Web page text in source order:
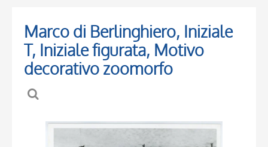
Marco di Berlinghiero, Iniziale
T, Iniziale figurata, Motivo
decorativo zoomorfo